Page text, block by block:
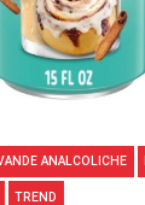
ANALCOLICHE
TREND